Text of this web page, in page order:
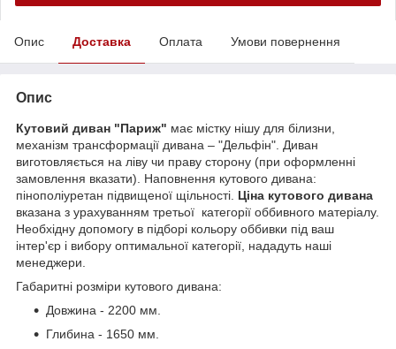
Опис Доставка Оплата Умови повернення
Опис
Кутовий диван "Париж" має містку нішу для білизни,
механізм трансформації дивана – "Дельфін". Диван
виготовляється на ліву чи праву сторону (при оформленні
замовлення вказати). Наповнення кутового дивана:
пінополіуретан підвищеної щільності. Ціна кутового дивана
вказана з урахуванням третьої категорії оббивного матеріалу.
Необхідну допомогу в підборі кольору оббивки під ваш
інтер'єр і вибору оптимальної категорії, нададуть наші
менеджери.
Габаритні розміри кутового дивана:
Довжина - 2200 мм.
Глибина - 1650 мм.